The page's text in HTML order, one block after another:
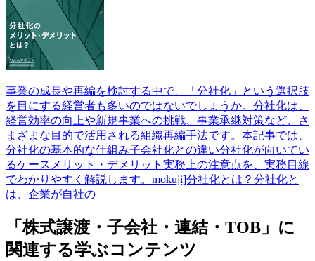
事業の成長や再編を検討する中で、「分社化」という選択肢
を目にする経営者も多いのではないでしょうか。分社化は、
経営効率の向上や新規事業への挑戦、事業承継対策など、さ
まざまな目的で活用される組織再編手法です。本記事では、
分社化の基本的な仕組み子会社化との違い分社化が向いてい
るケースメリット・デメリット実務上の注意点を、実務目線
でわかりやすく解説します。mokuji]分社化とは？分社化と
は、企業が自社の
「株式譲渡・子会社・連結・TOB」に
関連する学ぶコンテンツ